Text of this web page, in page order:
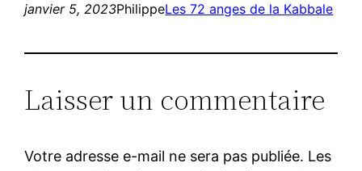
janvier 5, 2023PhilippeLes 72 anges de la Kabbale
Laisser un commentaire
Votre adresse e-mail ne sera pas publiée. Les